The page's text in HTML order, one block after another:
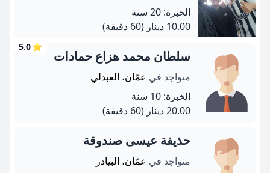
الخبرة: 20 سنة
10.00 دينار
(60 دقيقة)
⭐
5.0
سلطان محمد هزاع حمادات
متواجد في عمّان، العبدلي
الخبرة: 10 سنة
20.00 دينار
(60 دقيقة)
حذيفة عيسى صندوقة
متواجد في عمّان، البيادر